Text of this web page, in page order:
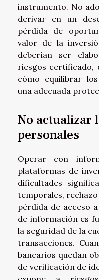
instrumento. No
derivar en un
pérdida de
valor de la
deberían ser
riesgos certificado,
cómo equilibrar
una adecuada
No actualizar
personales
Operar con
plataformas de
dificultades
temporales,
pérdida de acceso
de información es
la seguridad de la
transacciones.
bancarios quedan
de verificación de